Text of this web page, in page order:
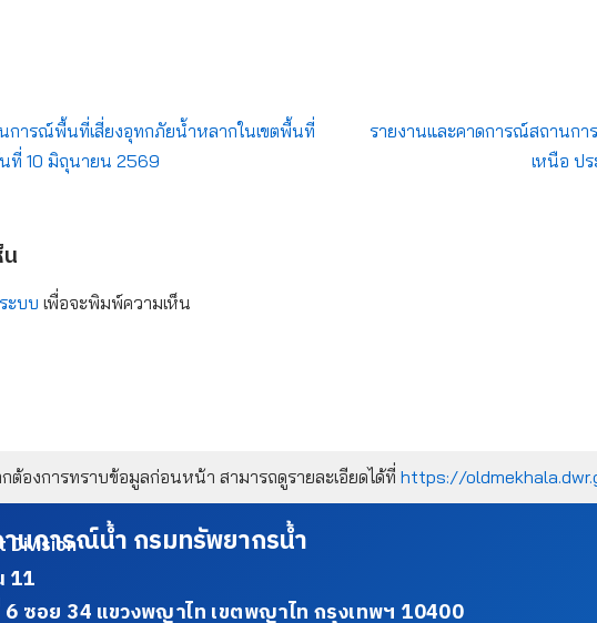
การณ์พื้นที่เสี่ยงอุทกภัยน้ำหลากในเขตพื้นที่
นที่ 10 มิถุนายน 2569
รายงานและคาดการณ์สถานกา
เหนือ ป
ะบบ เพื่อจะพิมพ์ความเห็น
ต้องการทราบข้อมูลก่อนหน้า สามารถดูรายละเอียดได้ที่ https://
านการณ์น้ำ กรมทรัพยากรน้ำ
Division
11
ซอย 34 แขวงพญาไท เขตพญาไท กรุงเทพฯ 10400